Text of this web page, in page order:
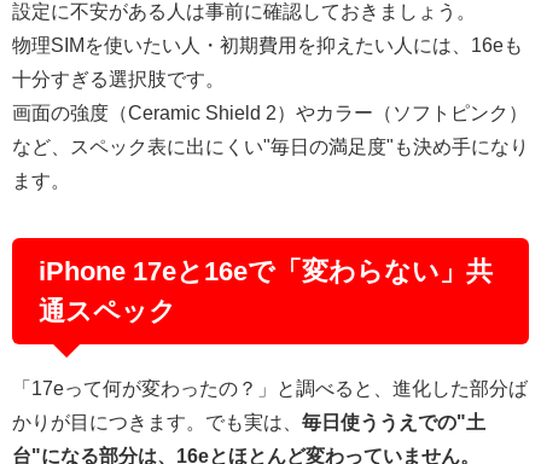
設定に不安がある人は事前に確認しておきましょう。
物理SIMを使いたい人・初期費用を抑えたい人には、16eも
十分すぎる選択肢です。
画面の強度（Ceramic Shield 2）やカラー（ソフトピンク）
など、スペック表に出にくい"毎日の満足度"も決め手になり
ます。
iPhone 17eと16eで「変わらない」共
通スペック
「17eって何が変わったの？」と調べると、進化した部分ば
かりが目につきます。でも実は、 毎日使ううえでの"土
台"になる部分は、16eとほとんど変わっていません。